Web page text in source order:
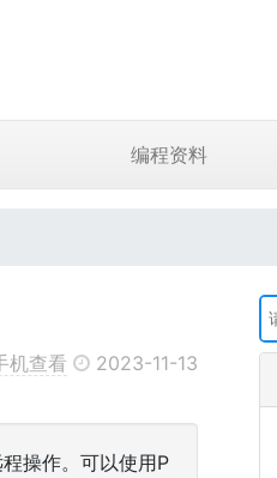
编程资料
机查看 2023-11-13
操作。可以使用P